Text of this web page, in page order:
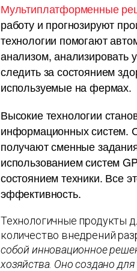
Мультиплатформенные
работу и прогнозируют
технологии помогают
анализом, анализировать
следить за состоянием
используемые на фермах.
Высокие технологии
информационных систем.
получают сменные
использованием систем
состоянием техники. Все
эффективность.
Технологичные продукты
количество внедрений
собой инновационное
хозяйства. Оно создано